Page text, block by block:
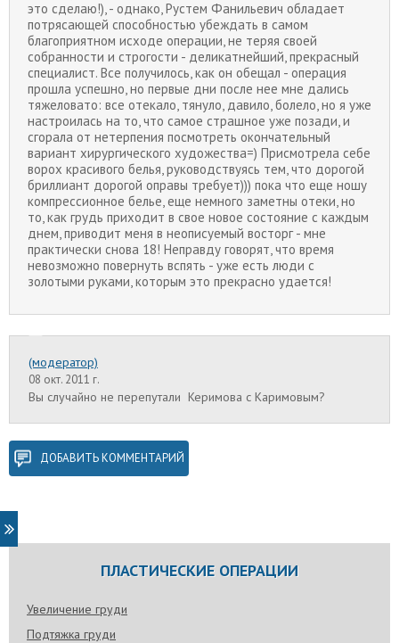
это сделаю!), - однако, Рустем Фанильевич обладает
потрясающей способностью убеждать в самом
благоприятном исходе операции, не теряя своей
собранности и строгости - деликатнейший, прекрасный
специалист. Все получилось, как он обещал - операция
прошла успешно, но первые дни после нее мне дались
тяжеловато: все отекало, тянуло, давило, болело, но я уже
настроилась на то, что самое страшное уже позади, и
сгорала от нетерпения посмотреть окончательный
вариант хирургического художества=) Присмотрела себе
ворох красивого белья, руководствуясь тем, что дорогой
бриллиант дорогой оправы требует))) пока что еще ношу
компрессионное белье, еще немного заметны отеки, но
то, как грудь приходит в свое новое состояние с каждым
днем, приводит меня в неописуемый восторг - мне
практически снова 18! Неправду говорят, что время
невозможно повернуть вспять - уже есть люди с
золотыми руками, которым это прекрасно удается!
(модератор)
08 окт. 2011 г.
Вы случайно не перепутали Керимова с Каримовым?
ДОБАВИТЬ КОММЕНТАРИЙ
ПЛАСТИЧЕСКИЕ ОПЕРАЦИИ
Увеличение груди
Подтяжка груди